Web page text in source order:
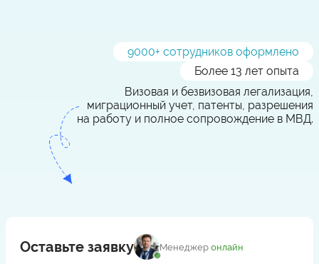
9000+ сотрудников оформлено
Более 13 лет опыта
Визовая и безвизовая легализация,
миграционный учет, патенты, разрешения
на работу и полное сопровождение в МВД.
Оставьте заявку Менеджер онлайн